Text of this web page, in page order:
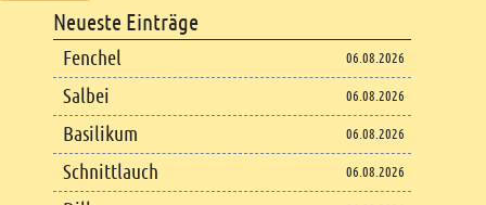
Footer content
Neueste Einträge
Fenchel 06.08.2026
Salbei 06.08.2026
Basilikum 06.08.2026
Schnittlauch 06.08.2026